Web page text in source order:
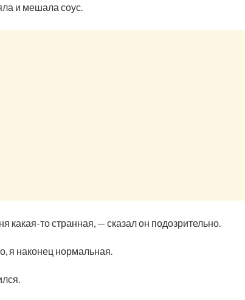
и мешала соус.
какая-то странная, — сказал он подозрительно.
я наконец нормальная.